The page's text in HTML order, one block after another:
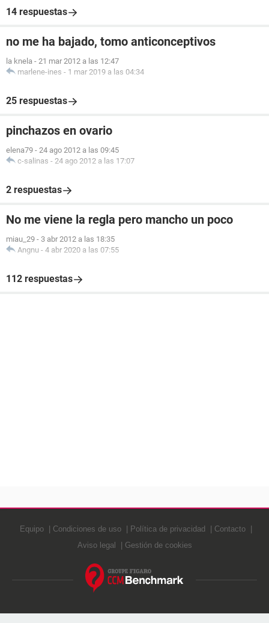
14 respuestas
no me ha bajado, tomo anticonceptivos
la knela - 21 mar 2012 a las 12:47
marlene-ines - 1 mar 2019 a las 04:34
25 respuestas
pinchazos en ovario
elena79 - 24 ago 2012 a las 09:45
c-salinas - 24 ago 2012 a las 17:07
2 respuestas
No me viene la regla pero mancho un poco
miau_29 - 3 abr 2012 a las 18:35
Angnu - 4 abr 2020 a las 07:55
112 respuestas
Equipo Condiciones de uso Política de privacidad
Contacto
Aviso legal
Gestión de cookies